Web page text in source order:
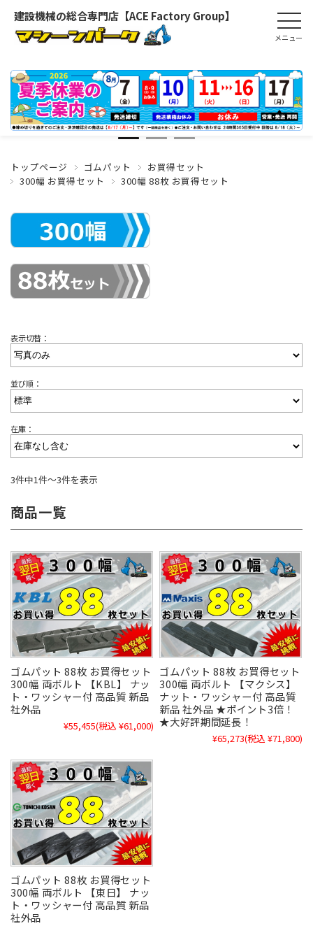
建設機械の総合専門店【ACE Factory Group】
トップページ ゴムパット
お買得セット
300幅 お買得セット
300幅 88枚 お買得セット
表示切替：
並び順：
在庫：
3件中1件～3件を表示
商品一覧
ゴムパット 88枚 お買得セット
300幅 両ボルト 【KBL】 ナッ
ト・ワッシャー付 高品質 新品
社外品
¥55,455(税込 ¥61,000)
ゴムパット 88枚 お買得セット
300幅 両ボルト 【マクシス】
ナット・ワッシャー付 高品質
新品 社外品 ★ポイント3倍！
★大好評期間延長！
¥65,273(税込 ¥71,800)
ゴムパット 88枚 お買得セット
300幅 両ボルト 【東日】 ナッ
ト・ワッシャー付 高品質 新品
社外品